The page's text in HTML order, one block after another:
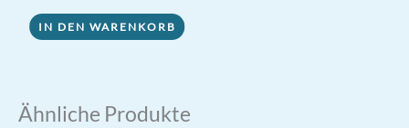
IN DEN WARENKORB
Ähnliche Produkte